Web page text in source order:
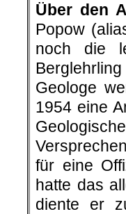
Über den
Popow
noch die
Geologe
1954 eine
für eine
hatte das
diente er